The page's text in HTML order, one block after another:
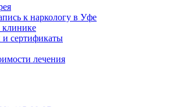
к наркологу в Уфе
клинике
сертификаты
лечения